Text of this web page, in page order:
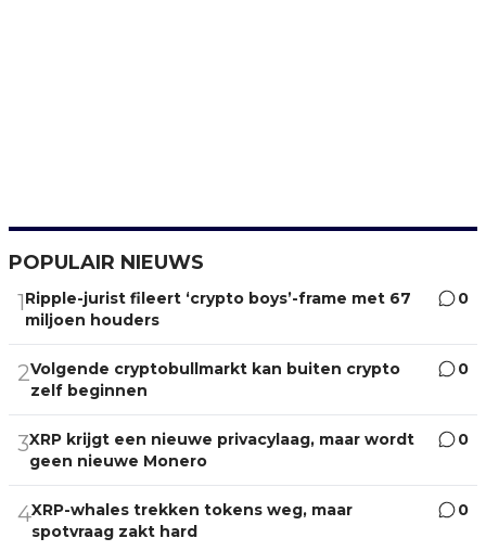
POPULAIR NIEUWS
1Ripple-jurist fileert ‘crypto boys’-frame met 67
miljoen houders
0
2Volgende cryptobullmarkt kan buiten crypto
zelf beginnen
0
3XRP krijgt een nieuwe privacylaag, maar wordt
geen nieuwe Monero
0
4XRP-whales trekken tokens weg, maar
spotvraag zakt hard
0